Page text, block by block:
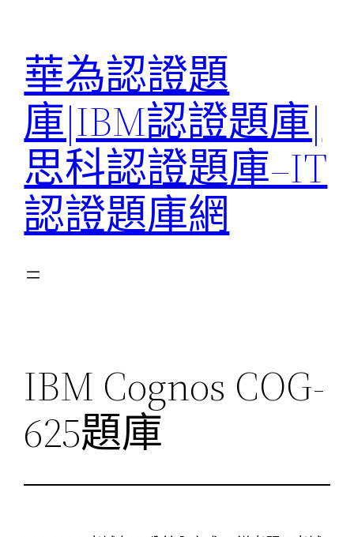
華為認證題
庫|IBM認證題庫|
思科認證題庫–IT
認證題庫網
IBM Cognos COG-
625題庫